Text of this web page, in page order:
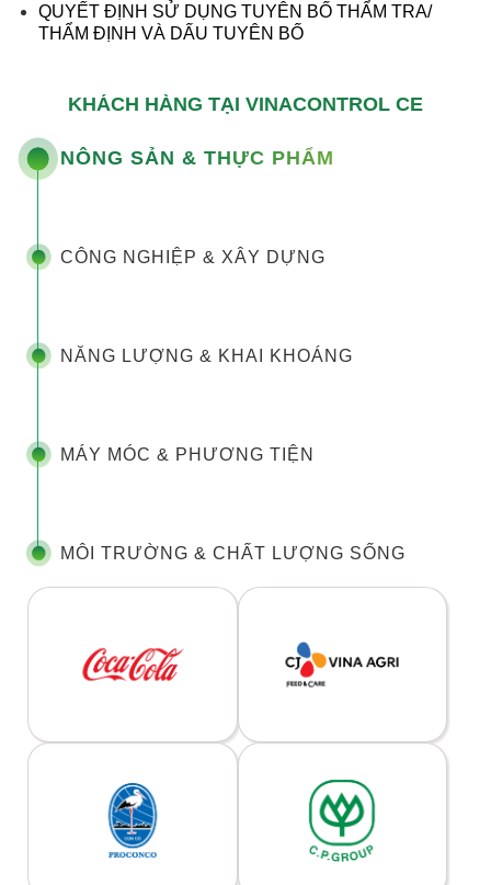
QUYẾT ĐỊNH SỬ DỤNG TUYÊN BỐ THẨM TRA/
THẨM ĐỊNH VÀ DẤU TUYÊN BỐ
KHÁCH HÀNG TẠI VINACONTROL CE
NÔNG SẢN & THỰC PHẨM
CÔNG NGHIỆP & XÂY DỰNG
NĂNG LƯỢNG & KHAI KHOÁNG
MÁY MÓC & PHƯƠNG TIỆN
MÔI TRƯỜNG & CHẤT LƯỢNG SỐNG